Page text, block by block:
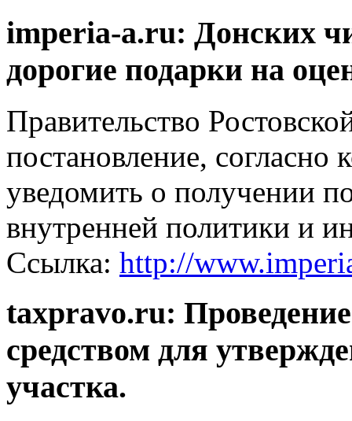
imperia-a.ru: Донских
дорогие подарки на
Правительство
постановление,
уведомить о получении
внутренней политики и
Ссылка: http://
taxpravo.ru:
средством для
участка.